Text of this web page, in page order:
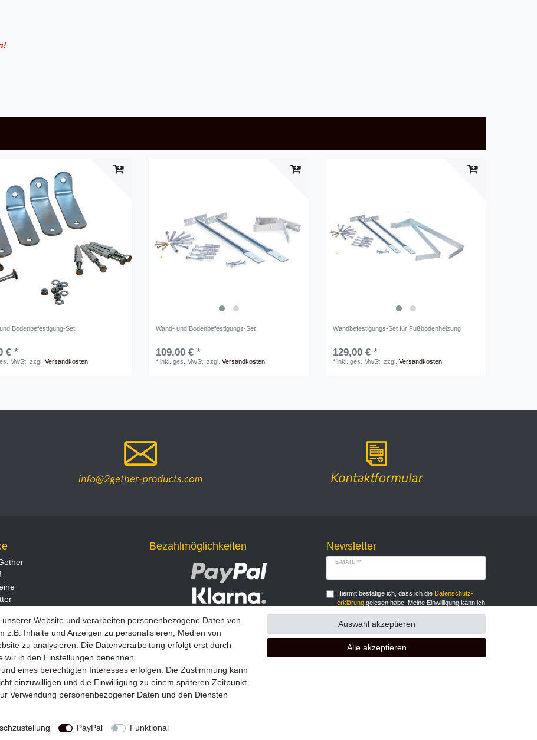
Bodenbefestigung-Set
€ *
MwSt. zzgl.Versandkosten
Wand- und Bodenbefestigungs-Set
109,00 € *
*inkl. ges. MwSt. zzgl.Versandkosten
Wandbefestigungs-Set für Fußbodenheizung
129,00 € *
*inkl. ges. MwSt. zzgl.Versandkosten
Bezahlmöglichkeiten Newsletter
E-MAIL **
Hiermit bestätige ich, dass ich die Daten­schutz­
erklärunggelesen habe. Meine Einwilligung kann ich
Abonnieren
** Hierbei handelt es sich um ein Pflichtfeld.
Widerrufs­formular Impressum Daten­schutz­erklärung
© Copyright 2026 | Alle Rechte vorbehalten.
Website und verarbeiten personenbezogene Daten von
z.B. Inhalte und Anzeigen zu personalisieren, Medien von
zu analysieren. Die Datenverarbeitung erfolgt erst durch
in den Einstellungen benennen.
eines berechtigten Interesses erfolgen. Die Zustimmung kann
einzuwilligen und die Einwilligung zu einem späteren Zeitpunkt
Verwendung personenbezogener Daten und den Diensten
PayPal
Funktional
Alle akzeptieren
Auswahl akzeptieren